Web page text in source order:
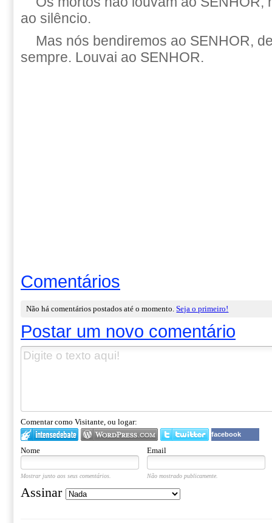
ao silêncio.
Mas nós bendiremos ao SENHOR,
sempre. Louvai ao SENHOR.
Comentários
Não há comentários postados até o momento.Seja o primeiro!
Postar um novo comentário
Comentar como Visitante, ou logar:
facebook
Nome Email
Mostrar junto aos seus comentários. Não mostrado publicamente.
Assinar